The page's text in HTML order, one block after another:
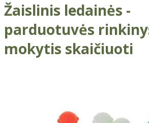
Žaislinis ledainės -
parduotuvės
mokytis skaičiuoti